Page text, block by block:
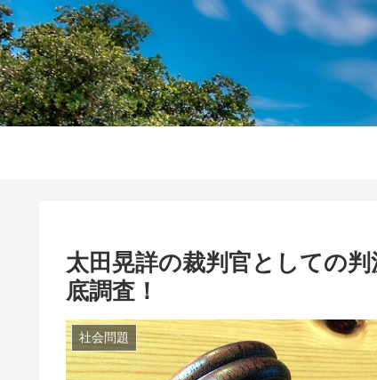
太田晃詳の裁判官としての
底調査！
社会問題